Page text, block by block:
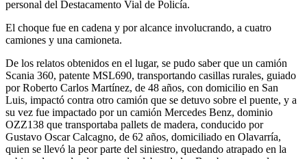
personal del Destacamento Vial de Policía.
El choque fue en cadena y por alcance involucrando, a cuatro
camiones y una camioneta.
De los relatos obtenidos en el lugar, se pudo saber que un camión
Scania 360, patente MSL690, transportando casillas rurales, guiado
por Roberto Carlos Martínez, de 48 años, con domicilio en San
Luis, impactó contra otro camión que se detuvo sobre el puente, y a
su vez fue impactado por un camión Mercedes Benz, dominio
OZZ138 que transportaba pallets de madera, conducido por
Gustavo Oscar Calcagno, de 62 años, domiciliado en Olavarría,
quien se llevó la peor parte del siniestro, quedando atrapado en la